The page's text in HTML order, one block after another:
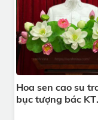
Hoa sen cao su
bục tượng bác KT